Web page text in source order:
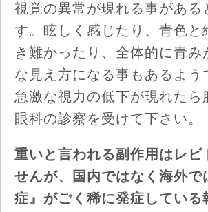
視覚の異常が現れる事がある
す。眩しく感じたり、青色と
き難かったり、全体的に青み
な見え方になる事もあるよう
急激な視力の低下が現れたら
眼科の診察を受けて下さい。
重いと言われる副作用はレビ
せんが、国内ではなく海外で
症』がごく稀に発症している